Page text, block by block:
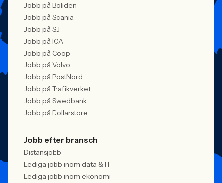
Jobb på Boliden
Jobb på Scania
Jobb på SJ
Jobb på ICA
Jobb på Coop
Jobb på Volvo
Jobb på PostNord
Jobb på Trafikverket
Jobb på Swedbank
Jobb på Dollarstore
Jobb efter bransch
Distansjobb
Lediga jobb inom data & IT
Lediga jobb inom ekonomi